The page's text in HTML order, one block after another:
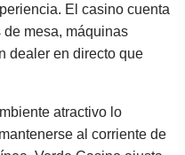
El casino cuenta
mesa, máquinas
dealer en directo que
atractivo lo
al corriente de